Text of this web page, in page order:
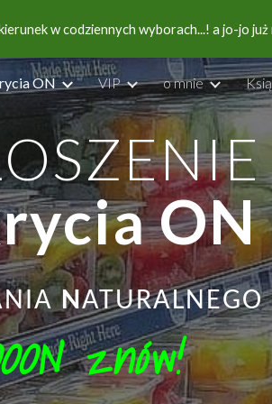
Skip to
w codziennych wyborach...! a jo-jo
ON VIP o mnie
ON
NATURALNEGO
znów!